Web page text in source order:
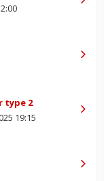
type 2
19:15